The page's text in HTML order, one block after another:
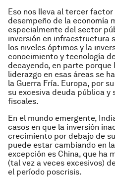
Eso nos lleva al tercer
desempeño de la economía
especialmente del sector
inversión en infraestructura
los niveles óptimos y la
conocimiento y tecnología
decayendo, en parte
liderazgo en esas áreas se
la Guerra Fría. Europa, por
su excesiva deuda pública y
fiscales.
En el mundo emergente,
casos en que la inversión
crecimiento por debajo de
puede estar cambiando en
excepción es China, que ha
(tal vez a veces excesivos)
el período poscrisis.